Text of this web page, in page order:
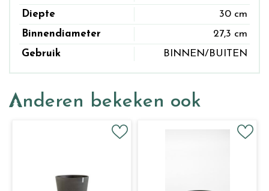
Diepte
30 cm
Binnendiameter
27,3 cm
Gebruik
BINNEN/BUITEN
Anderen bekeken ook